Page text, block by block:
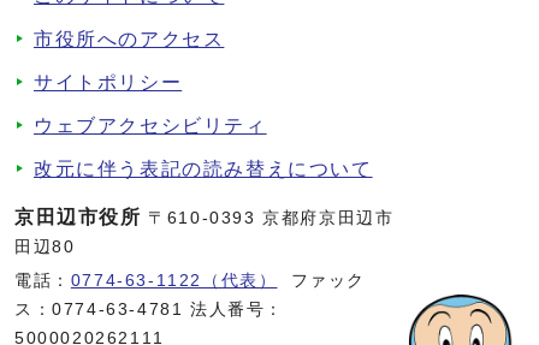
市役所へのアクセス
サイトポリシー
ウェブアクセシビリティ
改元に伴う表記の読み替えについて
京田辺市役所 〒610-0393 京都府京田辺市
田辺80
電話： 0774-63-1122（代表）
ファック
ス：0774-63-4781 法人番号：
5000020262111